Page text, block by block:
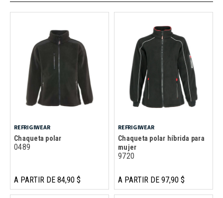
REFRIGIWEAR
Chaqueta polar
0489
A PARTIR DE 84,90 $
REFRIGIWEAR
Chaqueta polar híbrida para
mujer
9720
A PARTIR DE 97,90 $